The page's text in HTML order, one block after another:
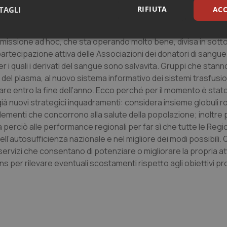
necessità di definire nuove modalità per la
ad hoc, che sta operando molto bene, divisa in
attiva delle Associazioni dei donatori di
quali i derivati del sangue sono salvavita. Gruppi che
plasma, al nuovo sistema informativo dei sistemi
entro la fine dell’anno. Ecco perché per il momento è
nuovi strategici inquadramenti: considera insieme globuli
che concorrono alla salute della popolazione; inoltre
alle performance regionali per far sì che tutte le
nazionale e nel migliore dei modi possibili.
che consentano di potenziare o migliorare la propria
per rilevare eventuali scostamenti rispetto agli obiettivi
RIFIUTA
Statistici
Statistici Marketing
a rendere fruibile il sito web abilitandone funzionalità di base quali la
del sito. Il sito web non è in grado di funzionare correttamente senza questi
Fornitore/Dominio Scadenza
Descrizione
YouTube
5 mesi 4
Questo cookie viene utilizzato